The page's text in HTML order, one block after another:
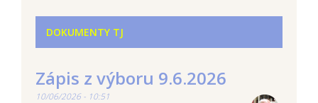
DOKUMENTY TJ
Zápis z výboru 9.6.2026
10/06/2026 - 10:51